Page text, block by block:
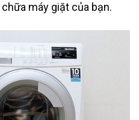
máy giặt của bạn.